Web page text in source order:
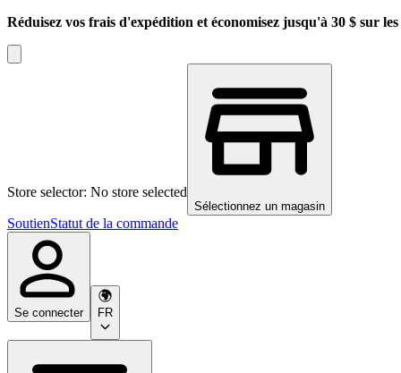
Réduisez vos frais d'expédition et économisez jusqu'à 30 $ sur
Store selector: No store selected
Sélectionnez un magasin
SoutienStatut de la commande
Se connecter FR